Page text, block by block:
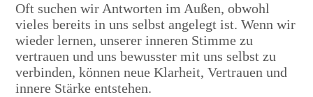
Oft suchen wir Antworten im Außen, obwohl
vieles bereits in uns selbst angelegt ist. Wenn wir
wieder lernen, unserer inneren Stimme zu
vertrauen und uns bewusster mit uns selbst zu
verbinden, können neue Klarheit, Vertrauen und
innere Stärke entstehen.